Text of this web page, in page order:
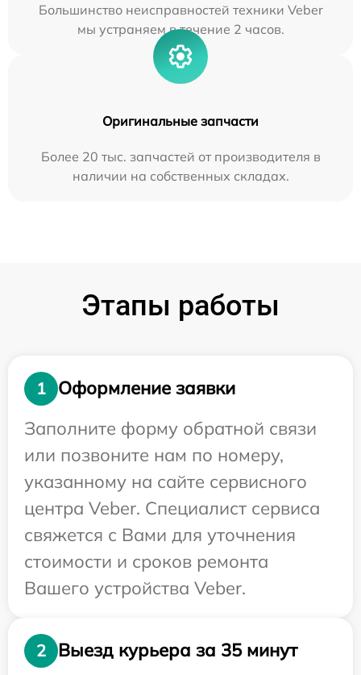
Большинство неисправностей техники Veber
мы устраняем в течение 2 часов.
Оригинальные запчасти
Более 20 тыс. запчастей от производителя в
наличии на собственных складах.
Этапы работы
1
Оформление заявки
Заполните форму обратной связи
или позвоните нам по номеру,
указанному на сайте сервисного
центра Veber. Специалист сервиса
свяжется с Вами для уточнения
стоимости и сроков ремонта
Вашего устройства Veber.
2 Выезд курьера за 35 минут